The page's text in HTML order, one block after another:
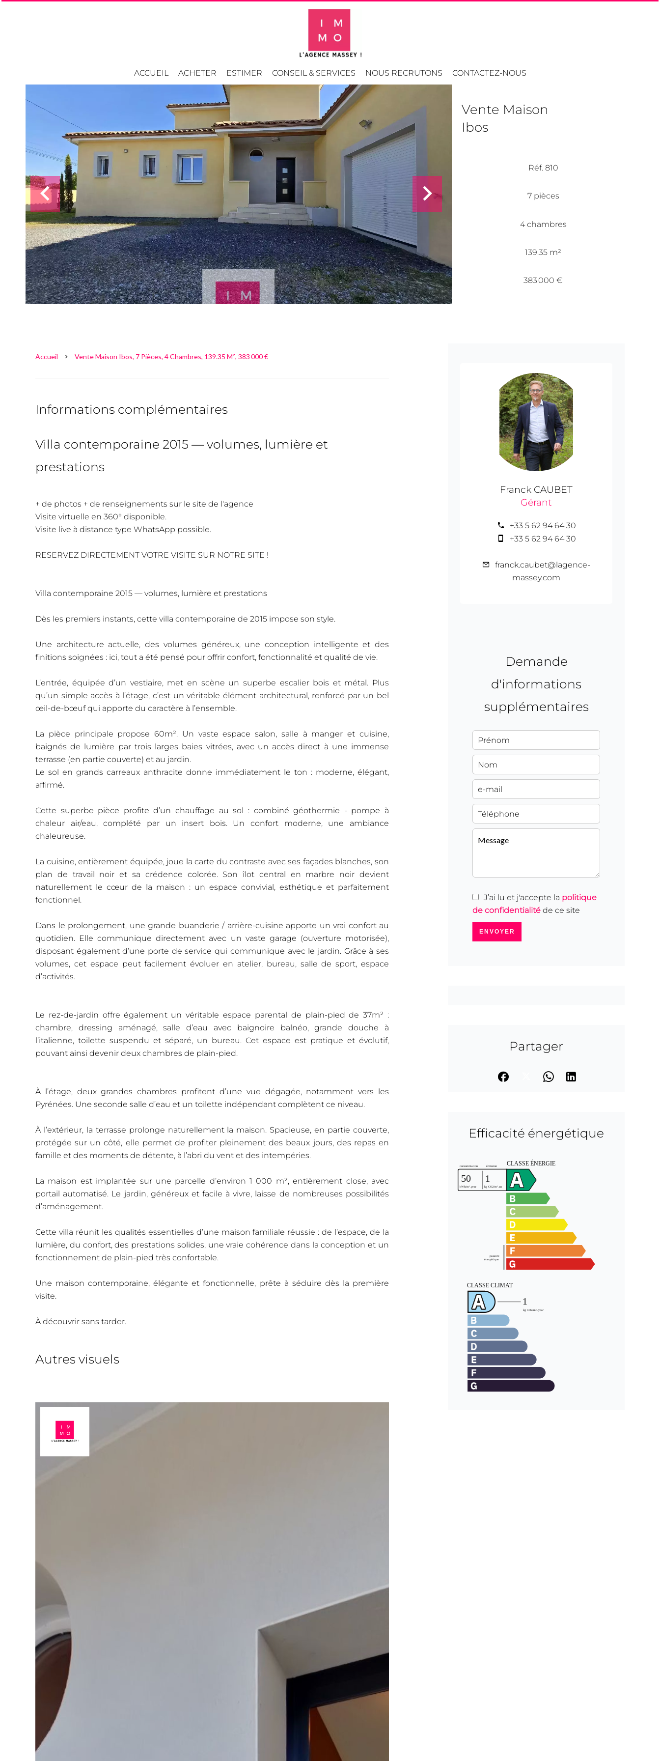
ACCUEIL ACHETER ESTIMER CONSEIL & SERVICES NOUS RECRUTONS CONTACTEZ-NOUS
Vente Maison
Ibos
Réf. 810
7 pièces
4 chambres
139.35 m²
383 000 €
Accueil Vente Maison Ibos, 7 Pièces, 4 Chambres, 139.35 M², 383 000 €
Informations complémentaires
Villa contemporaine 2015 — volumes, lumière et
prestations
+ de photos + de renseignements sur le site de l'agence
Visite virtuelle en 360° disponible.
Visite live à distance type WhatsApp possible.
RESERVEZ DIRECTEMENT VOTRE VISITE SUR NOTRE SITE !
Villa contemporaine 2015 — volumes, lumière et prestations
Dès les premiers instants, cette villa contemporaine de 2015 impose son style.
Une architecture actuelle, des volumes généreux, une conception intelligente et des
finitions soignées : ici, tout a été pensé pour offrir confort, fonctionnalité et qualité de vie.
L’entrée, équipée d’un vestiaire, met en scène un superbe escalier bois et métal. Plus
qu’un simple accès à l’étage, c’est un véritable élément architectural, renforcé par un bel
œil-de-bœuf qui apporte du caractère à l’ensemble.
La pièce principale propose 60m². Un vaste espace salon, salle à manger et cuisine,
baignés de lumière par trois larges baies vitrées, avec un accès direct à une immense
terrasse (en partie couverte) et au jardin.
Le sol en grands carreaux anthracite donne immédiatement le ton : moderne, élégant,
affirmé.
Cette superbe pièce profite d’un chauffage au sol : combiné géothermie - pompe à
chaleur air/eau, complété par un insert bois. Un confort moderne, une ambiance
chaleureuse.
La cuisine, entièrement équipée, joue la carte du contraste avec ses façades blanches, son
plan de travail noir et sa crédence colorée. Son îlot central en marbre noir devient
naturellement le cœur de la maison : un espace convivial, esthétique et parfaitement
fonctionnel.
Dans le prolongement, une grande buanderie / arrière-cuisine apporte un vrai confort au
quotidien. Elle communique directement avec un vaste garage (ouverture motorisée),
disposant également d’une porte de service qui communique avec le jardin. Grâce à ses
volumes, cet espace peut facilement évoluer en atelier, bureau, salle de sport, espace
d’activités.
Le rez-de-jardin offre également un véritable espace parental de plain-pied de 37m² :
chambre, dressing aménagé, salle d’eau avec baignoire balnéo, grande douche à
l’italienne, toilette suspendu et séparé, un bureau. Cet espace est pratique et évolutif,
pouvant ainsi devenir deux chambres de plain-pied.
À l’étage, deux grandes chambres profitent d’une vue dégagée, notamment vers les
Pyrénées. Une seconde salle d’eau et un toilette indépendant complètent ce niveau.
À l’extérieur, la terrasse prolonge naturellement la maison. Spacieuse, en partie couverte,
protégée sur un côté, elle permet de profiter pleinement des beaux jours, des repas en
famille et des moments de détente, à l’abri du vent et des intempéries.
La maison est implantée sur une parcelle d’environ 1 000 m², entièrement close, avec
portail automatisé. Le jardin, généreux et facile à vivre, laisse de nombreuses possibilités
d’aménagement.
Cette villa réunit les qualités essentielles d’une maison familiale réussie : de l’espace, de la
lumière, du confort, des prestations solides, une vraie cohérence dans la conception et un
fonctionnement de plain-pied très confortable.
Une maison contemporaine, élégante et fonctionnelle, prête à séduire dès la première
visite.
À découvrir sans tarder.
Autres visuels
Franck CAUBET
Gérant
+33 5 62 94 64 30
+33 5 62 94 64 30
franck.caubet@lagence-
massey.com
Demande
d'informations
supplémentaires
J’ai lu et j'accepte la politique
de confidentialité de ce site
ENVOYER
Partager
Efficacité énergétique